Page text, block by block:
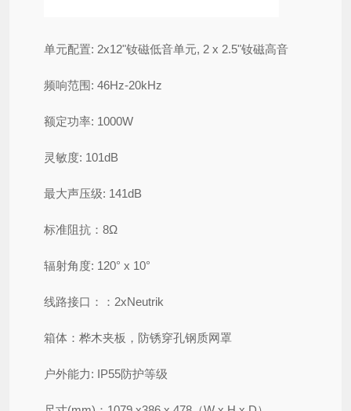
单元配置: 2x12"钕磁低音单元, 2 x 2.5"钕磁高音
频响范围: 46Hz-20kHz
额定功率: 1000W
灵敏度: 101dB
最大声压级: 141dB
标准阻抗：8Ω
辐射角度: 120° x 10°
线路接口：：2xNeutrik
箱体：桦木夹板，防锈穿孔钢质网罩
户外能力: IP55防护等级